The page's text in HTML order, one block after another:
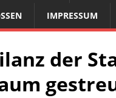
IMPRESSUM
der